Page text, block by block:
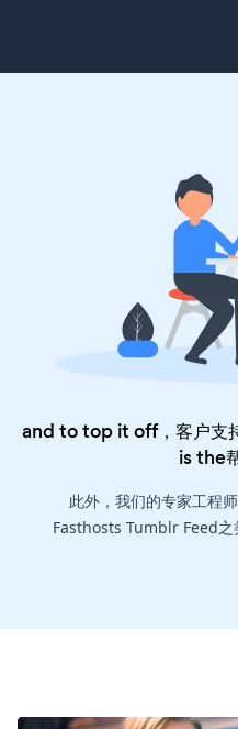
and to top it off，客户支
is the
此外，我们的专家工程
Fasthosts Tumblr Feed之